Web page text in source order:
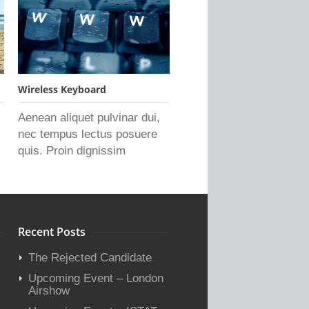
Wireless Keyboard
Aenean aliquet pulvinar dui,
nec tempus lectus posuere
quis. Proin dignissim
Recent Posts
The Rejected Candidate
Upcoming Event – London
Airshow